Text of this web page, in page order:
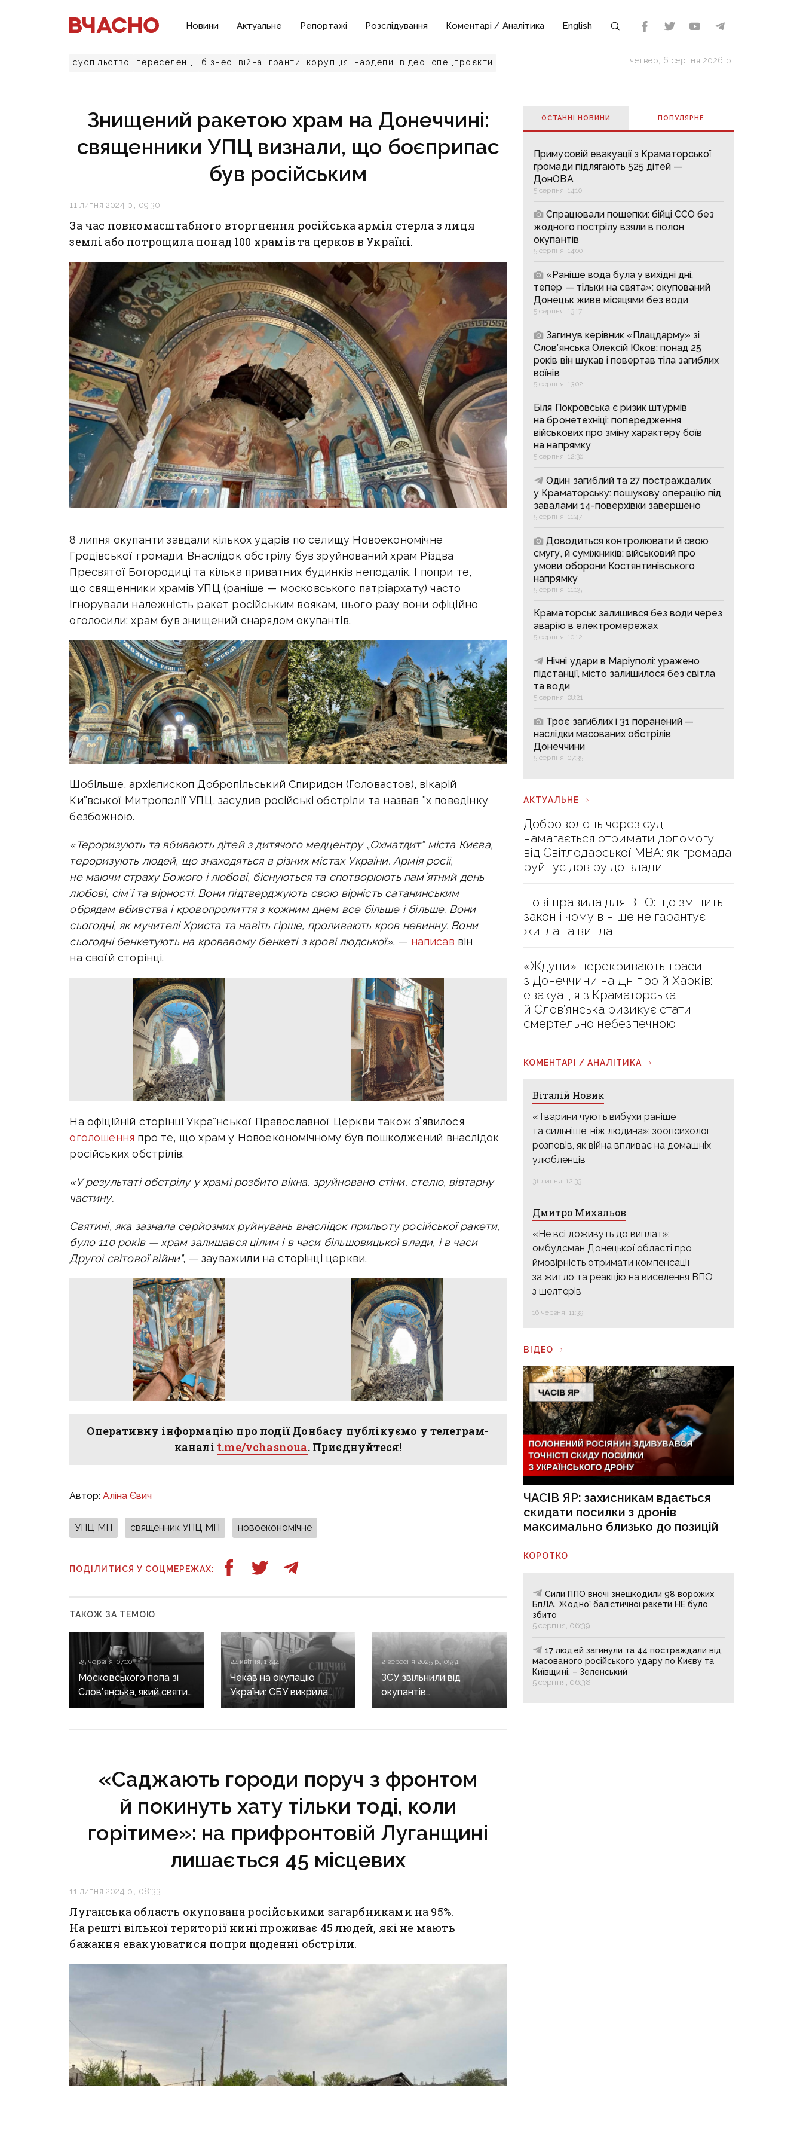
Новини Актуальне Репортажі Розслідування Коментарі / Аналітика English
суспільство переселенці бізнес війна гранти корупція нардепи відео спецпроєкти четвер, 6 серпня 2026 р.
Знищений ракетою храм на Донеччині:
священники УПЦ визнали, що боєприпас
був російським
11 липня 2024 р., 09:30
За час повномасштабного вторгнення російська армія стерла з лиця
землі або потрощила понад 100 храмів та церков в Україні.
8 липня окупанти завдали кількох ударів по селищу Новоекономічне
Гродівської громади. Внаслідок обстрілу був зруйнований храм Різдва
Пресвятої Богородиці та кілька приватних будинків неподалік. І попри те,
що священники храмів УПЦ (раніше — московського патріархату) часто
ігнорували належність ракет російським воякам, цього разу вони офіційно
оголосили: храм був знищений снарядом окупантів.
Щобільше, архієпископ Добропільський Спиридон (Головастов), вікарій
Київської Митрополії УПЦ, засудив російські обстріли та назвав їх поведінку
безбожною.
«Тероризують та вбивають дітей з дитячого медцентру „Охматдит“ міста Києва,
тероризують людей, що знаходяться в різних містах України. Армія росії,
не маючи страху Божого і любові, біснуються та спотворюють памʼятний день
любові, сімʼї та вірності. Вони підтверджують свою вірність сатанинським
обрядам вбивства і кровопролиття з кожним днем все більше і більше. Вони
сьогодні, як мучителі Христа та навіть гірше, проливають кров невинну. Вони
сьогодні бенкетують на кровавому бенкеті з крові людської», — написав він
на своїй сторінці.
На офіційній сторінці Української Православної Церкви також з’явилося
оголошення про те, що храм у Новоекономічному був пошкоджений внаслідок
російських обстрілів.
«У результаті обстрілу у храмі розбито вікна, зруйновано стіни, стелю, вівтарну
частину.
Святині, яка зазнала серйозних руйнувань внаслідок прильоту російської ракети,
було 110 років — храм залишався цілим і в часи більшовицької влади, і в часи
Другої світової війни", — зауважили на сторінці церкви.
Оперативну інформацію про події Донбасу публікуємо у телеграм-
каналі t.me/vchasnoua. Приєднуйтеся!
Автор:Аліна Євич
УПЦ МП священник УПЦ МП новоекономічне
ПОДІЛИТИСЯ У СОЦМЕРЕЖАХ:
ТАКОЖ ЗА ТЕМОЮ
25 червня, 07:00
Московського попа зі
Слов’янська, який святив
«міліцію днр» і
24 квітня, 13:44
Чекав на окупацію
України: СБУ викрила
попа з Луганщини, який
2 вересня 2025 р., 05:51
ЗСУ звільнили від
окупантів
Новоекономічне
«Саджають городи поруч з фронтом
й покинуть хату тільки тоді, коли
горітиме»: на прифронтовій Луганщині
лишається 45 місцевих
11 липня 2024 р., 08:33
Луганська область окупована російськими загарбниками на 95%.
На решті вільної території нині проживає 45 людей, які не мають
бажання евакуюватися попри щоденні обстріли.
ОСТАННІ НОВИНИ ПОПУЛЯРНE
Примусовій евакуації з Краматорської
громади підлягають 525 дітей —
ДонОВА
5 серпня, 14:10
Спрацювали пошепки: бійці ССО без
жодного пострілу взяли в полон
окупантів
5 серпня, 14:00
«Раніше вода була у вихідні дні,
тепер — тільки на свята»: окупований
Донецьк живе місяцями без води
5 серпня, 13:17
Загинув керівник «Плацдарму» зі
Слов’янська Олексій Юков: понад 25
років він шукав і повертав тіла загиблих
воїнів
5 серпня, 13:02
Біля Покровська є ризик штурмів
на бронетехніці: попередження
військових про зміну характеру боїв
на напрямку
5 серпня, 12:36
Один загиблий та 27 постраждалих
у Краматорську: пошукову операцію під
завалами 14-поверхівки завершено
5 серпня, 11:47
Доводиться контролювати й свою
смугу, й суміжників: військовий про
умови оборони Костянтинівського
напрямку
5 серпня, 11:05
Краматорськ залишився без води через
аварію в електромережах
5 серпня, 10:12
Нічні удари в Маріуполі: уражено
підстанції, місто залишилося без світла
та води
5 серпня, 08:21
Троє загиблих і 31 поранений —
наслідки масованих обстрілів
Донеччини
5 серпня, 07:35
АКТУАЛЬНЕ
Доброволець через суд
намагається отримати допомогу
від Світлодарської МВА: як громада
руйнує довіру до влади
Нові правила для ВПО: що змінить
закон і чому він ще не гарантує
житла та виплат
«Ждуни» перекривають траси
з Донеччини на Дніпро й Харків:
евакуація з Краматорська
й Слов’янська ризикує стати
смертельно небезпечною
КОМЕНТАРІ / АНАЛІТИКА
Віталій Новик
«Тварини чують вибухи раніше
та сильніше, ніж людина»: зоопсихолог
розповів, як війна впливає на домашніх
улюбленців
31 липня, 12:33
Дмитро Михальов
«Не всі доживуть до виплат»:
омбудсман Донецької області про
ймовірність отримати компенсації
за житло та реакцію на виселення ВПО
з шелтерів
16 червня, 11:39
ВІДЕО
ЧАСІВ ЯР: захисникам вдається
скидати посилки з дронів
максимально близько до позицій
КОРОТКО
Сили ППО вночі знешкодили 98 ворожих
БпЛА. Жодної балістичної ракети НЕ було
збито
5 серпня, 06:39
17 людей загинули та 44 постраждали від
масованого російського удару по Києву та
Київщині, – Зеленський
5 серпня, 06:38